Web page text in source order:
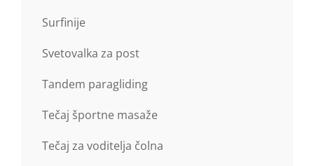
Surfinije
Svetovalka za post
Tandem paragliding
Tečaj športne masaže
Tečaj za voditelja čolna